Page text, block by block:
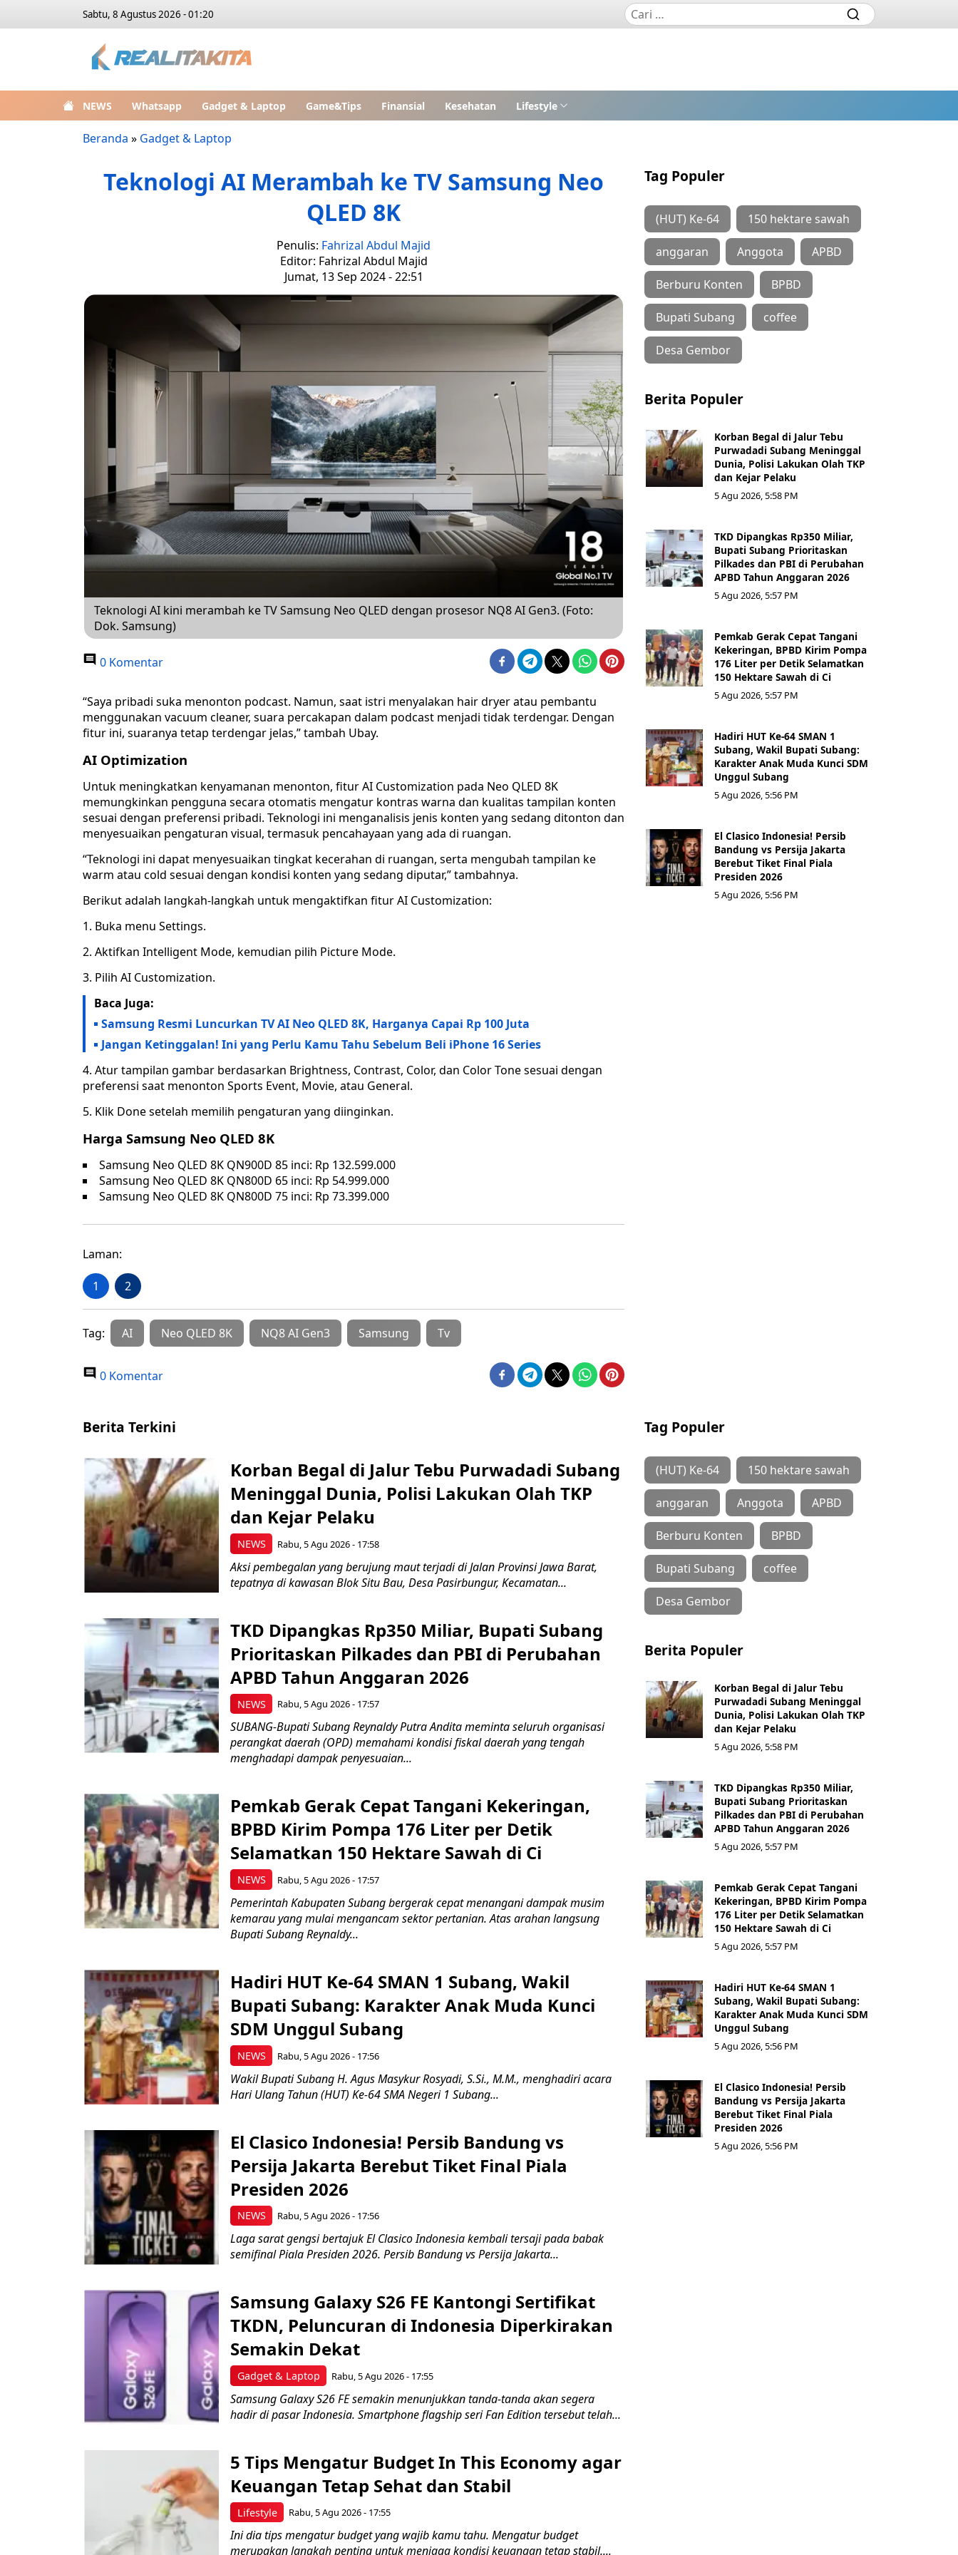
Sabtu, 8 Agustus 2026 - 01:20
NEWS Whatsapp Gadget & Laptop Game&Tips Finansial Kesehatan Lifestyle
Beranda » Gadget & Laptop
Teknologi AI Merambah ke TV Samsung Neo
QLED 8K
Penulis: Fahrizal Abdul Majid
Editor: Fahrizal Abdul Majid
Jumat, 13 Sep 2024 - 22:51
Teknologi AI kini merambah ke TV Samsung Neo QLED dengan prosesor NQ8 AI Gen3. (Foto:
Dok. Samsung)
0 Komentar
“Saya pribadi suka menonton podcast. Namun, saat istri menyalakan hair dryer atau pembantu
menggunakan vacuum cleaner, suara percakapan dalam podcast menjadi tidak terdengar. Dengan
fitur ini, suaranya tetap terdengar jelas,” tambah Ubay.
AI Optimization
Untuk meningkatkan kenyamanan menonton, fitur AI Customization pada Neo QLED 8K
memungkinkan pengguna secara otomatis mengatur kontras warna dan kualitas tampilan konten
sesuai dengan preferensi pribadi. Teknologi ini menganalisis jenis konten yang sedang ditonton dan
menyesuaikan pengaturan visual, termasuk pencahayaan yang ada di ruangan.
“Teknologi ini dapat menyesuaikan tingkat kecerahan di ruangan, serta mengubah tampilan ke
warm atau cold sesuai dengan kondisi konten yang sedang diputar,” tambahnya.
Berikut adalah langkah-langkah untuk mengaktifkan fitur AI Customization:
1. Buka menu Settings.
2. Aktifkan Intelligent Mode, kemudian pilih Picture Mode.
3. Pilih AI Customization.
Baca Juga:
Samsung Resmi Luncurkan TV AI Neo QLED 8K, Harganya Capai Rp 100 Juta
Jangan Ketinggalan! Ini yang Perlu Kamu Tahu Sebelum Beli iPhone 16 Series
4. Atur tampilan gambar berdasarkan Brightness, Contrast, Color, dan Color Tone sesuai dengan
preferensi saat menonton Sports Event, Movie, atau General.
5. Klik Done setelah memilih pengaturan yang diinginkan.
Harga Samsung Neo QLED 8K
Samsung Neo QLED 8K QN900D 85 inci: Rp 132.599.000
Samsung Neo QLED 8K QN800D 65 inci: Rp 54.999.000
Samsung Neo QLED 8K QN800D 75 inci: Rp 73.399.000
Laman:
1 2
Tag: AI Neo QLED 8K NQ8 AI Gen3 Samsung Tv
0 Komentar
Tag Populer
(HUT) Ke-64 150 hektare sawah
anggaran Anggota APBD
Berburu Konten BPBD
Bupati Subang coffee
Desa Gembor
Berita Populer
Korban Begal di Jalur Tebu
Purwadadi Subang Meninggal
Dunia, Polisi Lakukan Olah TKP
dan Kejar Pelaku
5 Agu 2026, 5:58 PM
TKD Dipangkas Rp350 Miliar,
Bupati Subang Prioritaskan
Pilkades dan PBI di Perubahan
APBD Tahun Anggaran 2026
5 Agu 2026, 5:57 PM
Pemkab Gerak Cepat Tangani
Kekeringan, BPBD Kirim Pompa
176 Liter per Detik Selamatkan
150 Hektare Sawah di Ci
5 Agu 2026, 5:57 PM
Hadiri HUT Ke-64 SMAN 1
Subang, Wakil Bupati Subang:
Karakter Anak Muda Kunci SDM
Unggul Subang
5 Agu 2026, 5:56 PM
El Clasico Indonesia! Persib
Bandung vs Persija Jakarta
Berebut Tiket Final Piala
Presiden 2026
5 Agu 2026, 5:56 PM
Berita Terkini
NEWS
Korban Begal di Jalur Tebu Purwadadi Subang
Meninggal Dunia, Polisi Lakukan Olah TKP
dan Kejar Pelaku
Rabu, 5 Agu 2026 - 17:58
Aksi pembegalan yang berujung maut terjadi di Jalan Provinsi Jawa Barat,
tepatnya di kawasan Blok Situ Bau, Desa Pasirbungur, Kecamatan...
NEWS
TKD Dipangkas Rp350 Miliar, Bupati Subang
Prioritaskan Pilkades dan PBI di Perubahan
APBD Tahun Anggaran 2026
Rabu, 5 Agu 2026 - 17:57
SUBANG-Bupati Subang Reynaldy Putra Andita meminta seluruh organisasi
perangkat daerah (OPD) memahami kondisi fiskal daerah yang tengah
menghadapi dampak penyesuaian...
NEWS
Pemkab Gerak Cepat Tangani Kekeringan,
BPBD Kirim Pompa 176 Liter per Detik
Selamatkan 150 Hektare Sawah di Ci
Rabu, 5 Agu 2026 - 17:57
Pemerintah Kabupaten Subang bergerak cepat menangani dampak musim
kemarau yang mulai mengancam sektor pertanian. Atas arahan langsung
Bupati Subang Reynaldy...
NEWS
Hadiri HUT Ke-64 SMAN 1 Subang, Wakil
Bupati Subang: Karakter Anak Muda Kunci
SDM Unggul Subang
Rabu, 5 Agu 2026 - 17:56
Wakil Bupati Subang H. Agus Masykur Rosyadi, S.Si., M.M., menghadiri acara
Hari Ulang Tahun (HUT) Ke-64 SMA Negeri 1 Subang...
NEWS
El Clasico Indonesia! Persib Bandung vs
Persija Jakarta Berebut Tiket Final Piala
Presiden 2026
Rabu, 5 Agu 2026 - 17:56
Laga sarat gengsi bertajuk El Clasico Indonesia kembali tersaji pada babak
semifinal Piala Presiden 2026. Persib Bandung vs Persija Jakarta...
Gadget & Laptop
Samsung Galaxy S26 FE Kantongi Sertifikat
TKDN, Peluncuran di Indonesia Diperkirakan
Semakin Dekat
Rabu, 5 Agu 2026 - 17:55
Samsung Galaxy S26 FE semakin menunjukkan tanda-tanda akan segera
hadir di pasar Indonesia. Smartphone flagship seri Fan Edition tersebut telah...
Lifestyle
5 Tips Mengatur Budget In This Economy agar
Keuangan Tetap Sehat dan Stabil
Rabu, 5 Agu 2026 - 17:55
Ini dia tips mengatur budget yang wajib kamu tahu. Mengatur budget
merupakan langkah penting untuk menjaga kondisi keuangan tetap stabil....
Tag Populer
(HUT) Ke-64 150 hektare sawah
anggaran Anggota APBD
Berburu Konten BPBD
Bupati Subang coffee
Desa Gembor
Berita Populer
Korban Begal di Jalur Tebu
Purwadadi Subang Meninggal
Dunia, Polisi Lakukan Olah TKP
dan Kejar Pelaku
5 Agu 2026, 5:58 PM
TKD Dipangkas Rp350 Miliar,
Bupati Subang Prioritaskan
Pilkades dan PBI di Perubahan
APBD Tahun Anggaran 2026
5 Agu 2026, 5:57 PM
Pemkab Gerak Cepat Tangani
Kekeringan, BPBD Kirim Pompa
176 Liter per Detik Selamatkan
150 Hektare Sawah di Ci
5 Agu 2026, 5:57 PM
Hadiri HUT Ke-64 SMAN 1
Subang, Wakil Bupati Subang:
Karakter Anak Muda Kunci SDM
Unggul Subang
5 Agu 2026, 5:56 PM
El Clasico Indonesia! Persib
Bandung vs Persija Jakarta
Berebut Tiket Final Piala
Presiden 2026
5 Agu 2026, 5:56 PM